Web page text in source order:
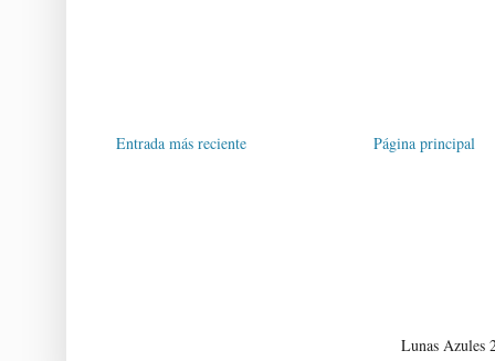
Entrada más reciente Página principal
Lunas Azules